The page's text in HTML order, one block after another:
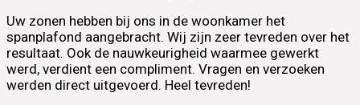
Uw zonen hebben bij ons in de woonkamer het
spanplafond aangebracht. Wij zijn zeer tevreden over het
resultaat. Ook de nauwkeurigheid waarmee gewerkt
werd, verdient een compliment. Vragen en verzoeken
werden direct uitgevoerd. Heel tevreden!